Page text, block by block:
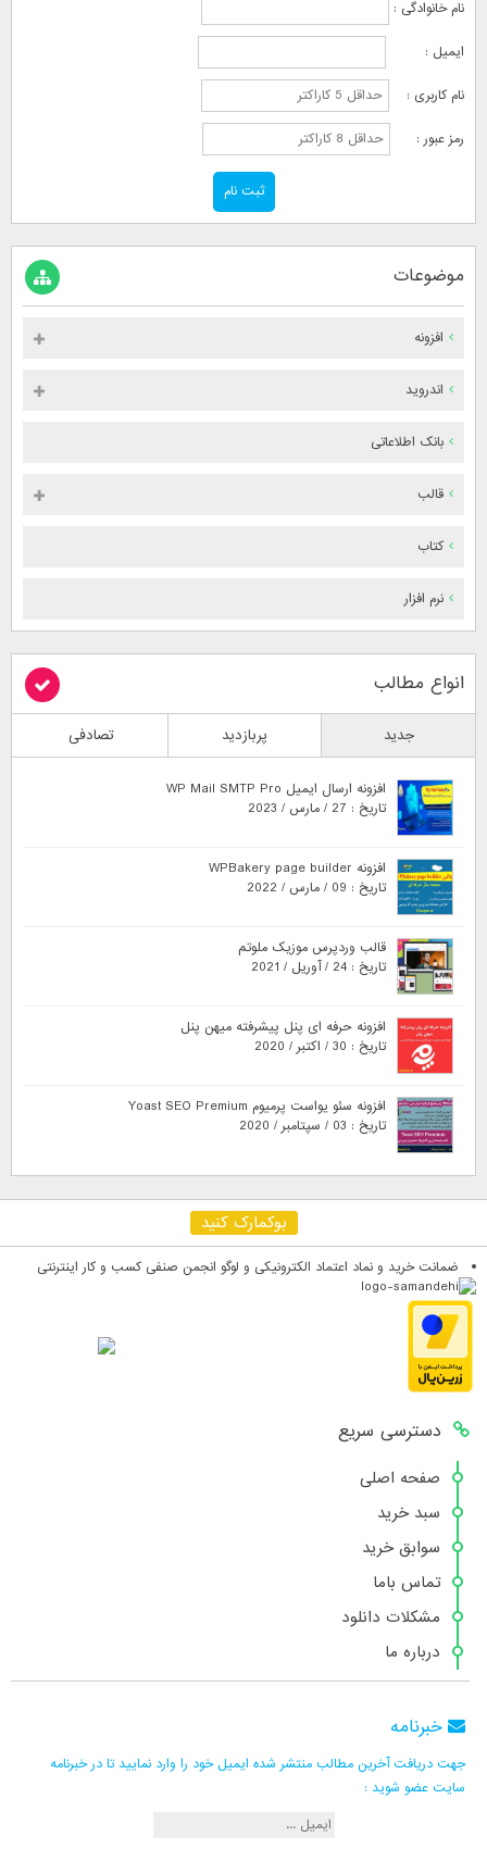
نام خانوادگی :
ایمیل :
نام کاربری :
رمز عبور :
موضوعات
افزونه
اندروید
بانک اطلاعاتی
قالب
کتاب
نرم افزار
انواع مطالب
جدید پربازدید تصادفی
افزونه ارسال ایمیل WP Mail SMTP Pro
تاریخ : 27 / مارس / 2023
افزونه WPBakery page builder
تاریخ : 09 / مارس / 2022
قالب وردپرس موزیک ملوتم
تاریخ : 24 / آوریل / 2021
افزونه حرفه ای پنل پیشرفته میهن پنل
تاریخ : 30 / اکتبر / 2020
افزونه سئو یواست پرمیوم Yoast SEO Premium
تاریخ : 03 / سپتامبر / 2020
بوکمارک کنید
ضمانت خرید و نماد اعتماد الکترونیکی و لوگو انجمن صنفی کسب و کار اینترنتی
دسترسی سریع
صفحه اصلی
سبد خرید
سوابق خرید
تماس باما
مشکلات دانلود
درباره ما
خبرنامه
جهت دریافت آخرین مطالب منتشر شده ایمیل خود را وارد نمایید تا در خبرنامه
سایت عضو شوید :